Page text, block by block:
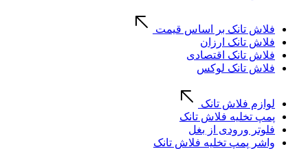
فلاش تانک بر اساس قیمت
فلاش تانک ارزان
فلاش تانک اقتصادی
فلاش تانک لوکس
لوازم فلاش تانک
پمپ تخلیه فلاش تانک
فلوتر ورودی از بغل
واشر پمپ تخلیه فلاش تانک